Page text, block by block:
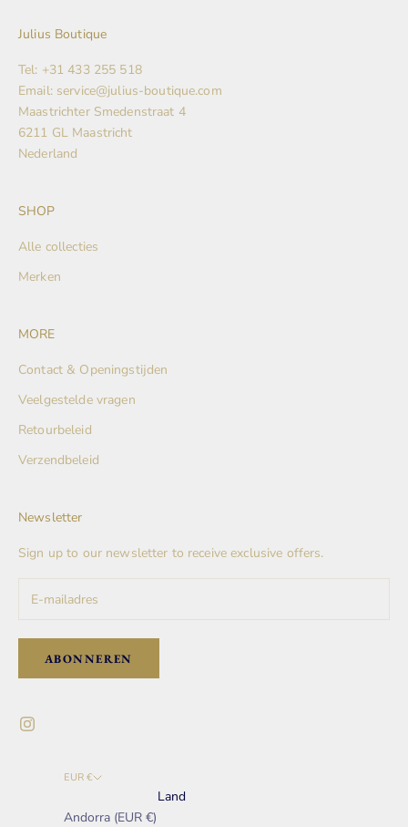
Julius Boutique
Tel: +31 433 255 518
Email: service@julius-boutique.com
Maastrichter Smedenstraat 4
6211 GL Maastricht
Nederland
SHOP
Alle collecties
Merken
MORE
Contact & Openingstijden
Veelgestelde vragen
Retourbeleid
Verzendbeleid
Newsletter
Sign up to our newsletter to receive exclusive offers.
ABONNEREN
EUR €
Land
Andorra (EUR €)